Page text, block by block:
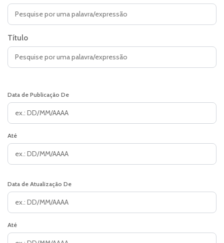
Título
Data de Publicação De
Até
Data de Atualização De
Até